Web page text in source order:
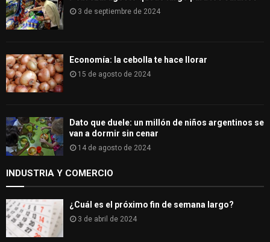
3 de septiembre de 2024
Economía: la cebolla te hace llorar
15 de agosto de 2024
Dato que duele: un millón de niños argentinos se
van a dormir sin cenar
14 de agosto de 2024
INDUSTRIA Y COMERCIO
¿Cuál es el próximo fin de semana largo?
3 de abril de 2024